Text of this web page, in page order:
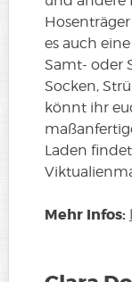
es auch
Samt- oder
Socken,
könnt ihr
Laden
Mehr Infos: